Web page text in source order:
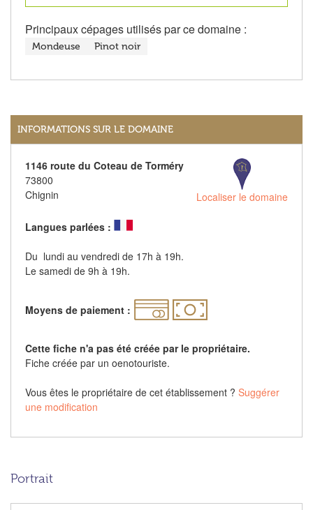
Principaux cépages utilisés par ce domaine :
Mondeuse Pinot noir
INFORMATIONS SUR LE DOMAINE
1146 route du Coteau de Torméry
73800
Chignin
Localiser le domaine
Langues parlées :
Du lundi au vendredi de 17h à 19h.
Le samedi de 9h à 19h.
Moyens de paiement :
Cette fiche n'a pas été créée par le propriétaire.
Fiche créée par un oenotouriste.
Vous êtes le propriétaire de cet établissement ? Suggérer
une modification
Portrait